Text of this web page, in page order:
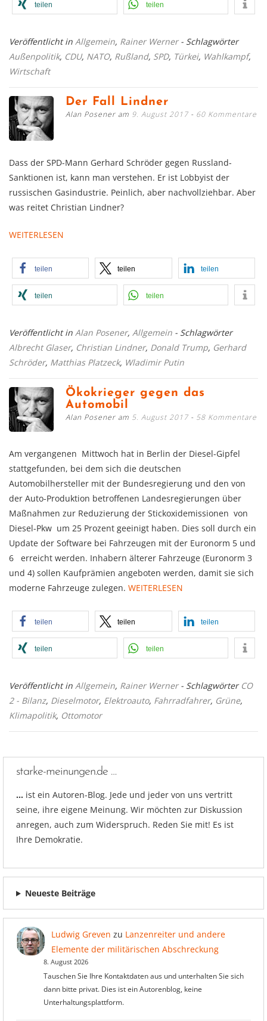
teilen teilen
Veröffentlicht in Allgemein, Rainer Werner - Schlagwörter
Außenpolitik, CDU, NATO, Rußland, SPD, Türkei, Wahlkampf,
Wirtschaft
Der Fall Lindner
Alan Posener am 9. August 2017 60 Kommentare
Dass der SPD-Mann Gerhard Schröder gegen Russland-
Sanktionen ist, kann man verstehen. Er ist Lobbyist der
russischen Gasindustrie. Peinlich, aber nachvollziehbar. Aber
was reitet Christian Lindner?
WEITERLESEN
teilen teilen teilen
teilen teilen
Veröffentlicht in Alan Posener, Allgemein - Schlagwörter
Albrecht Glaser, Christian Lindner, Donald Trump, Gerhard
Schröder, Matthias Platzeck, Wladimir Putin
Ökokrieger gegen das
Automobil
Alan Posener am 5. August 2017 58 Kommentare
Am vergangenen Mittwoch hat in Berlin der Diesel-Gipfel
stattgefunden, bei dem sich die deutschen
Automobilhersteller mit der Bundesregierung und den von
der Auto-Produktion betroffenen Landesregierungen über
Maßnahmen zur Reduzierung der Stickoxidemissionen von
Diesel-Pkw um 25 Prozent geeinigt haben. Dies soll durch ein
Update der Software bei Fahrzeugen mit der Euronorm 5 und
6 erreicht werden. Inhabern älterer Fahrzeuge (Euronorm 3
und 4) sollen Kaufprämien angeboten werden, damit sie sich
moderne Fahrzeuge zulegen. WEITERLESEN
teilen teilen teilen
teilen teilen
Veröffentlicht in Allgemein, Rainer Werner - Schlagwörter CO
2 - Bilanz, Dieselmotor, Elektroauto, Fahrradfahrer, Grüne,
Klimapolitik, Ottomotor
starke-meinungen.de …
… ist ein Autoren-Blog. Jede und jeder von uns vertritt
seine, ihre eigene Meinung. Wir möchten zur Diskussion
anregen, auch zum Widerspruch. Reden Sie mit! Es ist
Ihre Demokratie.
Neueste Beiträge
Ludwig Greven zu Lanzenreiter und andere
Elemente der militärischen Abschreckung
8. August 2026
Tauschen Sie Ihre Kontaktdaten aus und unterhalten Sie sich
dann bitte privat. Dies ist ein Autorenblog, keine
Unterhaltungsplattform.